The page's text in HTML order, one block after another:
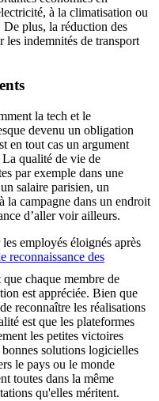
à la climatisation ou
De plus, la réduction des
les indemnités de transport
la tech et le
devenu un obligation
en tout cas un argument
qualité de vie de
par exemple dans une
salaire parisien, un
la campagne dans un endroit
d’aller voir ailleurs.
employés éloignés après
reconnaissance des
chaque membre de
est appréciée. Bien que
reconnaître les réalisations
est que les plateformes
les petites victoires
solutions logicielles
le pays ou le monde
toutes dans la même
qu'elles méritent.